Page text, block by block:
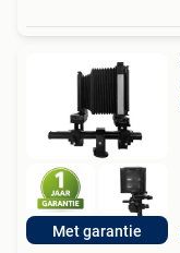
Met garantie